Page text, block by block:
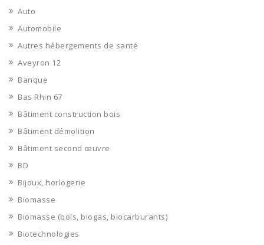
Auto
Automobile
Autres hébergements de santé
Aveyron 12
Banque
Bas Rhin 67
Bâtiment construction bois
Bâtiment démolition
Bâtiment second œuvre
BD
Bijoux, horlogerie
Biomasse
Biomasse (bois, biogas, biocarburants)
Biotechnologies